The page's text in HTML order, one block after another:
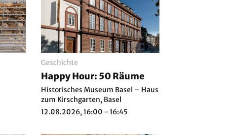
Geschichte
Happy Hour: 50 Räume
Historisches Museum Basel – Haus
zum Kirschgarten, Basel
12.08.2026, 16:00 - 16:45